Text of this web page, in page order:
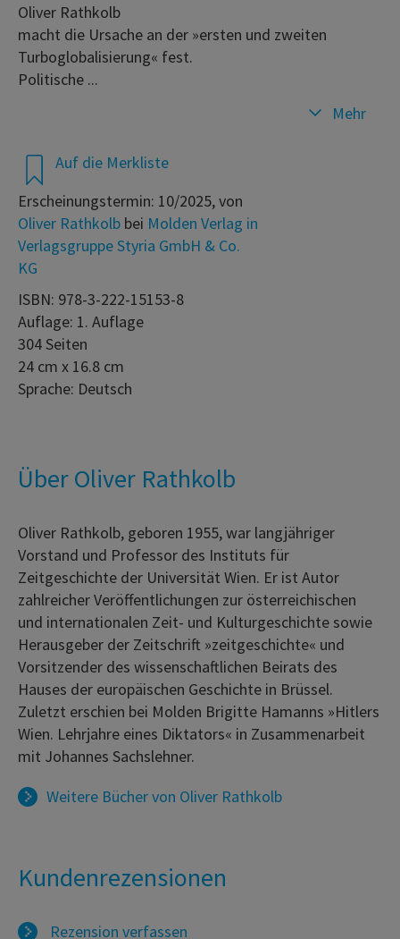
Auf die Merkliste
Erscheinungstermin: 10/2025, von
Oliver Rathkolb bei Molden Verlag in
Verlagsgruppe Styria GmbH & Co.
KG
ISBN: 978-3-222-15153-8
Auflage: 1. Auflage
304 Seiten
24 cm x 16.8 cm
Sprache: Deutsch
Oliver Rathkolb
macht die Ursache an der »ersten und zweiten
Turboglobalisierung« fest.
Politische ...
Mehr
Über Oliver Rathkolb
Oliver Rathkolb, geboren 1955, war langjähriger
Vorstand und Professor des Instituts für
Zeitgeschichte der Universität Wien. Er ist Autor
zahlreicher Veröffentlichungen zur österreichischen
und internationalen Zeit- und Kulturgeschichte sowie
Herausgeber der Zeitschrift »zeitgeschichte« und
Vorsitzender des wissenschaftlichen Beirats des
Hauses der europäischen Geschichte in Brüssel.
Zuletzt erschien bei Molden Brigitte Hamanns »Hitlers
Wien. Lehrjahre eines Diktators« in Zusammenarbeit
mit Johannes Sachslehner.
Weitere Bücher von Oliver Rathkolb
Kundenrezensionen
Rezension verfassen